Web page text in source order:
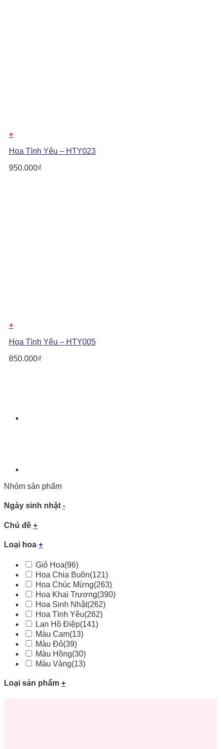
+
Hoa Tình Yêu – HTY023
950.000₫
+
Hoa Tình Yêu – HTY005
850.000₫
Nhóm sản phẩm
Ngày sinh nhật -
Chủ đề +
Loại hoa +
Giỏ Hoa(96)
Hoa Chia Buồn(121)
Hoa Chúc Mừng(263)
Hoa Khai Trương(390)
Hoa Sinh Nhật(262)
Hoa Tình Yêu(262)
Lan Hồ Điệp(141)
Màu Cam(13)
Màu Đỏ(39)
Màu Hồng(30)
Màu Vàng(13)
Loại sản phẩm +